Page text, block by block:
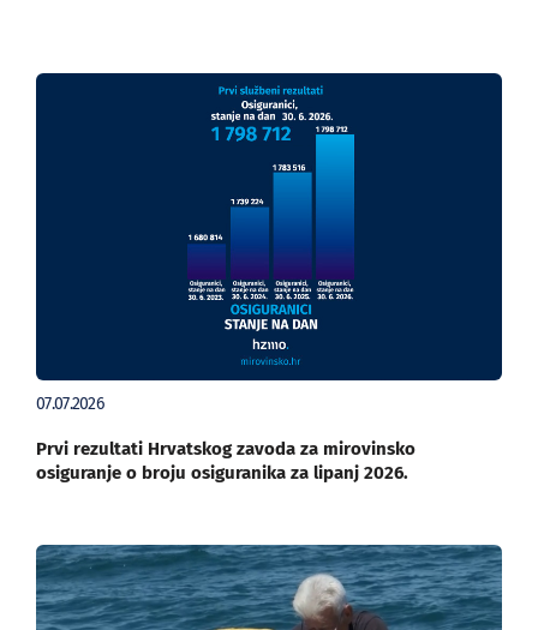
07.07.2026
Prvi rezultati Hrvatskog zavoda za mirovinsko
osiguranje o broju osiguranika za lipanj 2026.